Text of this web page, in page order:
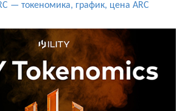
— токеномика, график, цена ARC